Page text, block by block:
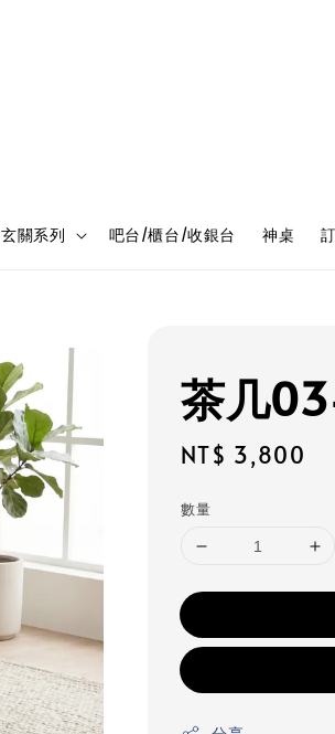
玄關系列 吧台/櫃台/收銀台 神桌
茶几
Regular
NT$ 3,800
數量